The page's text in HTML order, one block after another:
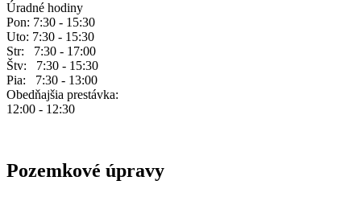
Úradné hodiny
Pon: 7:30 - 15:30
Uto: 7:30 - 15:30
Str: 7:30 - 17:00
Štv: 7:30 - 15:30
Pia: 7:30 - 13:00
Obedňajšia prestávka:
12:00 - 12:30
Pozemkové úpravy